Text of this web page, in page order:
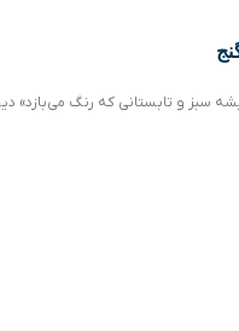
سبز و تابستانی که رنگ می‌بازد»